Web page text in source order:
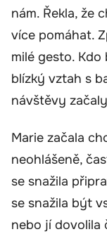
nám. Řekla, že
více pomáhat.
milé gesto.
blízký vztah s
návštěvy
Marie začala
neohlášeně,
se snažila
se snažila být
nebo jí dovolila